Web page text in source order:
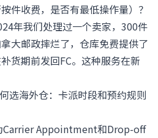
件收费，是否有最低操作量）？
年我们处理过一个卖家，300件
大邮政摔烂了，仓库免费提供了
货期前发回FC。这种服务在新
选海外仓：卡派时段和预约规则
Carrier Appointment和Drop-off